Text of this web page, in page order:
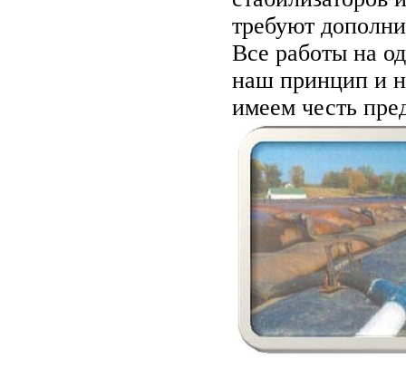
требуют
Все работы на
наш принцип и
имеем честь